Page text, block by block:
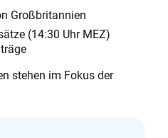
Großbritannien
(14:30 Uhr MEZ)
stehen im Fokus der